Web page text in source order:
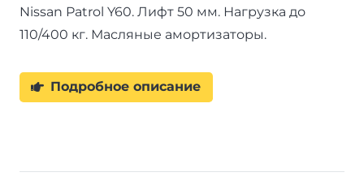
зад
300-
кг
Nissan Patrol Y60. Лифт 50 мм. Нагрузка до
110/400 кг. Масляные амортизаторы.
Подробное описание